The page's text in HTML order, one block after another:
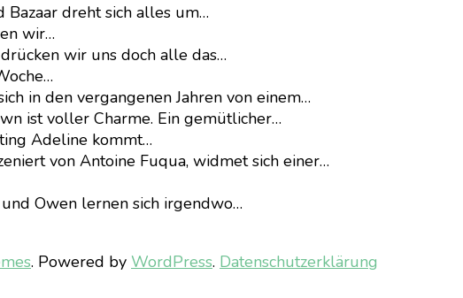
Bazaar dreht sich alles um…
wir…
wir uns doch alle das…
in den vergangenen Jahren von einem…
ist voller Charme. Ein gemütlicher…
Adeline kommt…
von Antoine Fuqua, widmet sich einer…
Owen lernen sich irgendwo…
. Powered by WordPress. Datenschutzerklärung